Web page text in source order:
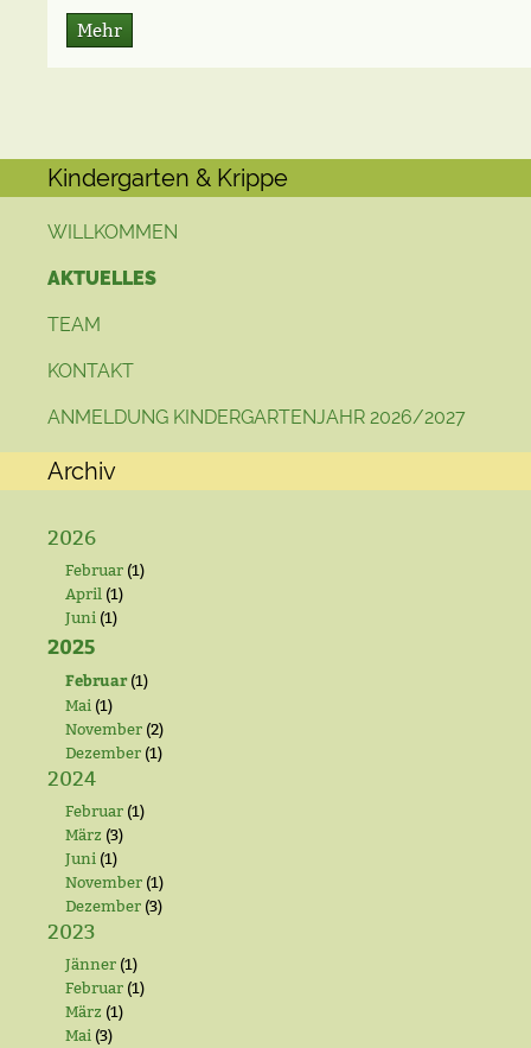
Mehr
Kindergarten & Krippe
WILLKOMMEN
AKTUELLES
TEAM
KONTAKT
ANMELDUNG KINDERGARTENJAHR 2026/2027
Archiv
2026
Februar (1)
April (1)
Juni (1)
2025
Februar(1)
Mai (1)
November (2)
Dezember (1)
2024
Februar (1)
März (3)
Juni (1)
November (1)
Dezember (3)
2023
Jänner (1)
Februar (1)
März (1)
Mai (3)